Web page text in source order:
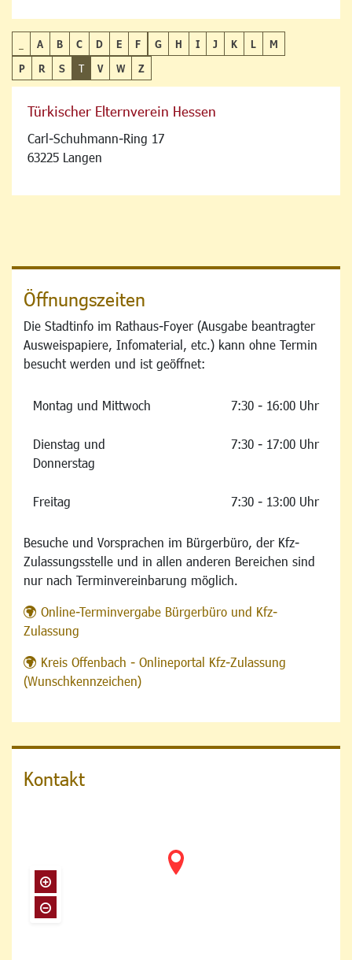
A B C D E F G H I J K L
M
P
R S T V W Z
Türkischer Elternverein Hessen
Carl-Schuhmann-Ring 17
63225 Langen
Öffnungszeiten
Die Stadtinfo im Rathaus-Foyer (Ausgabe beantragter
Ausweispapiere, Infomaterial, etc.) kann ohne Termin
besucht werden und ist geöffnet:
Montag und Mittwoch 7:30 - 16:00 Uhr
Dienstag und
Donnerstag
7:30 - 17:00 Uhr
Freitag 7:30 - 13:00 Uhr
Besuche und Vorsprachen im Bürgerbüro, der Kfz-
Zulassungsstelle und in allen anderen Bereichen sind
nur nach Terminvereinbarung möglich.
Online-Terminvergabe Bürgerbüro und Kfz-
Zulassung
Kreis Offenbach - Onlineportal Kfz-Zulassung
(Wunschkennzeichen)
Kontakt